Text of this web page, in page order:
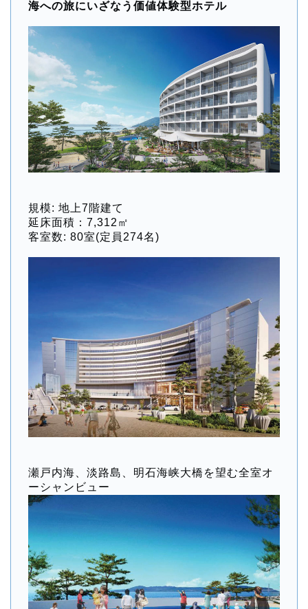
海への旅にいざなう価値体験型ホテル
規模: 地上7階建て
延床面積：7,312㎡
客室数: 80室(定員274名)
瀬戸内海、淡路島、明石海峡大橋を望む全室オ
ーシャンビュー